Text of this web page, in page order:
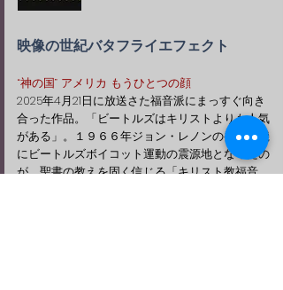
映像の世紀バタフライエフェクト
“神の国” アメリカ もうひとつの顔
2025年4月21日に放送さた福音派にまっすぐ向き
合った作品。「ビートルズはキリストよりも人気
がある」。１９６６年ジョン・レノンの発言を機
にビートルズボイコット運動の震源地となったの
が、聖書の教えを固く信じる「キリスト教福音